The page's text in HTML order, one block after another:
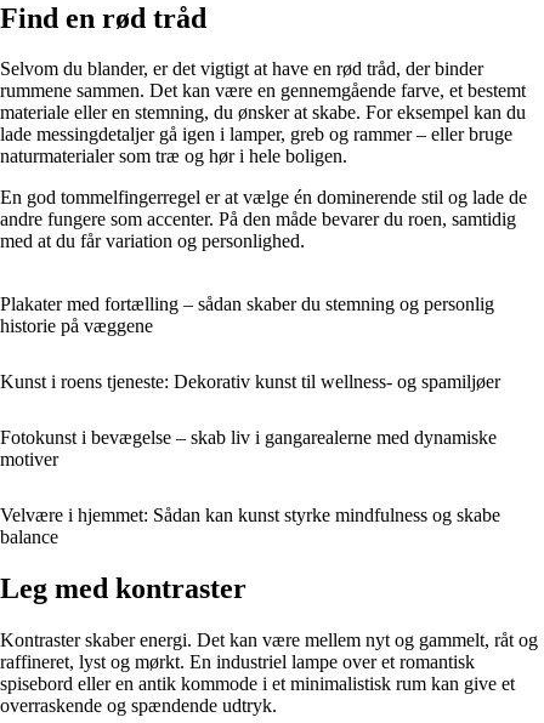
Find en rød tråd
Selvom du blander, er det vigtigt at have en rød tråd, der binder
rummene sammen. Det kan være en gennemgående farve, et bestemt
materiale eller en stemning, du ønsker at skabe. For eksempel kan du
lade messingdetaljer gå igen i lamper, greb og rammer – eller bruge
naturmaterialer som træ og hør i hele boligen.
En god tommelfingerregel er at vælge én dominerende stil og lade de
andre fungere som accenter. På den måde bevarer du roen, samtidig
med at du får variation og personlighed.
Plakater med fortælling – sådan skaber du stemning og personlig
historie på væggene
Kunst i roens tjeneste: Dekorativ kunst til wellness- og spamiljøer
Fotokunst i bevægelse – skab liv i gangarealerne med dynamiske
motiver
Velvære i hjemmet: Sådan kan kunst styrke mindfulness og skabe
balance
Leg med kontraster
Kontraster skaber energi. Det kan være mellem nyt og gammelt, råt og
raffineret, lyst og mørkt. En industriel lampe over et romantisk
spisebord eller en antik kommode i et minimalistisk rum kan give et
overraskende og spændende udtryk.